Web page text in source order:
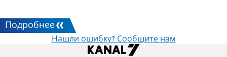
Подробнее
Нашли ошибку? Сообщите нам